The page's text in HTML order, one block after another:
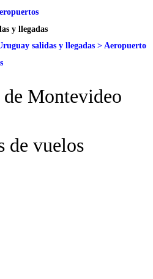
y llegadas
salidas y llegadas > Aeropuerto
Montevideo
de vuelos